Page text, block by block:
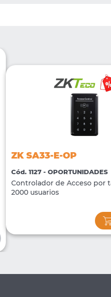
ZK SA33-E-OP
Cód. 1127 - OPORTUNIDADES
Controlador de Acceso por
2000 usuarios